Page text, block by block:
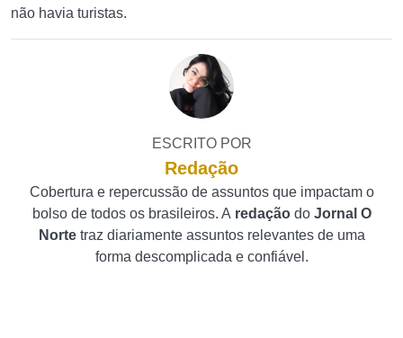
não havia turistas.
ESCRITO POR
Redação
Cobertura e repercussão de assuntos que impactam o
bolso de todos os brasileiros. A redação do Jornal O
Norte traz diariamente assuntos relevantes de uma
forma descomplicada e confiável.